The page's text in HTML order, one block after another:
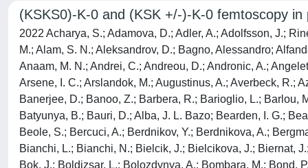
(KSKS0)-K-0 and (KSK +/-)-K-0 femtoscopy
2022 Acharya, S.; Adamova, D.; Adler, A.; Adolfsson, J.; Rinella, G. Aglieri; Agnello, M.; Agrawal, N.; Ahammed, Z.; Ahmad, S.; Ahn, S. U.; Ahuja, I; Akbar, Z.; Akindinov, A.; Al-Turany, M.; Alam, S. N.; Aleksandrov, D.; Bagno, Alessandro; Alfanda, H. M.; Alfaro Molina, R.; Ali, B.; Ali, Y.; Alici, A.; Alizadehvandchali, N.; Alkin, A.; Alme, J.; Alocco, G.; Alt, T.; Altsybeev, I; Anaam, M. N.; Andrei, C.; Andreou, D.; Andronic, A.; Angeletti, M.; Anguelov, V; Antinori, F.; Antonioli, P.; Anuj, C.; Apadula, N.; Aphecetche, L.; Appelshaeuser, H.; Arcelli, S.; Arnaldi, R.; Arsene, I. C.; Arslandok, M.; Augustinus, A.; Averbeck, R.; Aziz, S.; Azmi, M. D.; Badala, A.; Baek, Y. W.; Bai, X.; Bailhache, R.; Bailung, Y.; Bala, R.; Balbino, A.; Baldisseri, A.; Balis, B.; Banerjee, D.; Banoo, Z.; Barbera, R.; Barioglio, L.; Barlou, M.; Barnafoldi, G. G.; Barnby, L. S.; Barret, V; Bartels, C.; Barth, K.; Bartsch, E.; Baruffaldi, F.; Bastid, N.; Basu, S.; Batigne, G.; Batyunya, B.; Bauri, D.; Alba, J. L. Bazo; Bearden, I. G.; Beattie, C.; Becht, P.; Belikov, I; Hechavarria, A. D. C. Bell; Bellini, F.; Bellwied, R.; Belokurova, S.; Belyaev, V; Bencedi, G.; Beole, S.; Bercuci, A.; Berdnikov, Y.; Berdnikova, A.; Bergmann, L.; Besoiu, M. G.; Betev, L.; Bhaduri, P. P.; Bhasin, A.; Bhat, I. R.; Bhat, M. A.; Bhattacharjee, B.; Bhattacharya, P.; Bianchi, L.; Bianchi, N.; Bielcik, J.; Bielcikova, J.; Biernat, J.; Bilandzic, A.; Biro, G.; Biswas, S.; Blair, J. T.; Blau, D.; Blidaru, M. B.; Blume, C.; Boca, G.; Bock, F.; Bogdanov, A.; Boi, S.; Bok, J.; Boldizsar, L.; Bolozdynya, A.; Bombara, M.; Bond, P. M.; Bonomi, G.; Borel, H.; Borissov, A.; Bossi, H.; Botta, E.; Bratrud, L.; Braun-Munzinger, P.; Bregant, M.; Broz, M.; Bruno, G. E.; Buckland, M. D.; Budnikov, D.; Buesching, H.; Bufalino, S.; Bugnon, O.; Buhler, P.; Buthelezi, Z.; Butt, J. B.; Bylinkin, A.; Bysiak, S. A.; Cai, M.; Caines, H.; Caliva, A.; Calvo Villar, E.; Camacho, J. M. M.; Camacho, R. S.; Camerini, P.; Canedo, F. D. M.; Carnesecchi, F.; Caron, R.; Castellanos, J. Castillo; Casula, E. A. R.; Catalano, F.; Sanchez, C. Ceballos; Chakraborty, P.; Chandra, S.; Chapeland, S.; Chartier, M.; Chattopadhyay, S.; Chattopadhyay, S.; Chavez, T. G.; Cheng, T.; Cheshkov, C.; Cheynis, B.; Barroso, V. Chibante; Chinellato, D. D.; Cho, S.; Chochula, P.; Christakoglou, P.; Christensen, C. H.; Christiansen, P.; Chujo, T.; Cicalo, C.; Cifarelli, L.; Cindolo, F.; Ciupek, M. R.; Clai, G.; Cleymans, J.; Colamaria, F.; Colburn, J. S.; Colella, D.; Collu, A.; Colocci, M.; Concas, M.; Balbastre, G. Conesa; del Valle, Z. Conesa; Contin, G.; Contreras, J. G.; Coquet, M. L.; Cormier, T. M.; Cortese, P.; Cosentino, M. R.; Costa, F.; Costanza, S.; Crochet, P.; Cruz-Torres, R.; Cuautle, E.; Cui, P.; Cunqueiro, L.; Dainese, A.; Danisch, M. C.; Danu, A.; Das, P.; Das, P.; Das, S.; Dash, S.; De Caro, A.; de Cataldo, G.; De Cilladi, L.; de Cuveland, J.; De Falco, A.; De Gruttola, D.; De Marco, N.; De Martin, C.; De Pasquale, S.; Deb, S.; Degenhardt, H. F.; Deja, K. R.; Del Grande, R.; Dello Stritto, L.; Deng, W.; Dhankher, P.; Di Bari, D.; Di Mauro, A.; Diaz, R. A.; Dietel, T.; Ding, Y.; Divia, R.; Dixit, D. U.; Djuvsland, O.; Dmitrieva, U.; Do, J.; Dobrin, A.;